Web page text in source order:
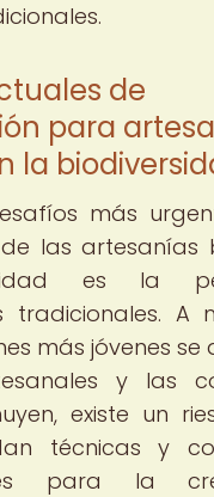
de
para
la
más
las artesanías
es la
tradicionales. A
más jóvenes se
y las
existe un
técnicas y
para la